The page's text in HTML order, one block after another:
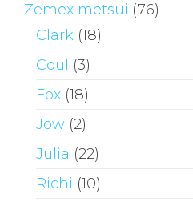
Zemex metsui (76)
Clark (18)
Coul
(3)
Fox (18)
Jow (2)
Julia (22)
Richi (10)